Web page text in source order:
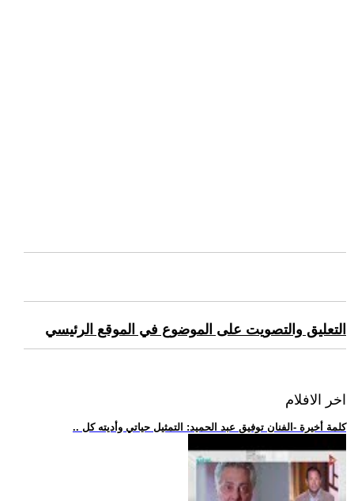
التعليق والتصويت على الموضوع في الموقع الرئيسي
اخر الافلام
.. كلمة أخيرة -الفنان توفيق عبد الحميد: التمثيل حياتي وأديته كل